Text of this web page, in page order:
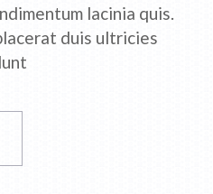
lacinia quis.
duis ultricies